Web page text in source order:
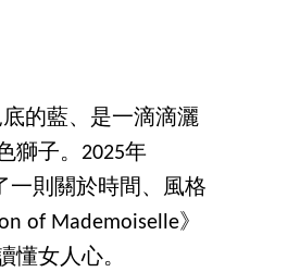
的藍、是一滴滴灑
獅子。2025年
一則關於時間、風格
of Mademoiselle》
懂女人心。